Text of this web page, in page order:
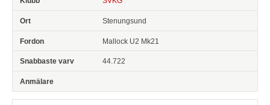
Stenungsund
Mallock U2 Mk21
44.722